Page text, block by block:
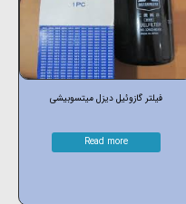
فیلتر گازوئیل دیزل میتسوبیشی
Read more